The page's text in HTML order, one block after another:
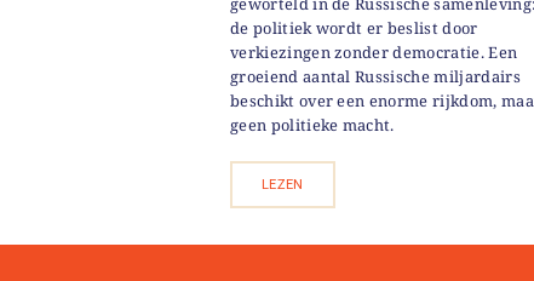
de politiek wordt er beslist door
verkiezingen zonder democratie. Een
groeiend aantal Russische miljardairs
beschikt over een enorme rijkdom,
geen politieke macht.
LEZEN